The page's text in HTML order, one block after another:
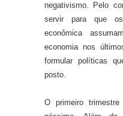
negativismo. Pelo
servir para que
econômica
economia nos
formular políticas
posto.
O primeiro